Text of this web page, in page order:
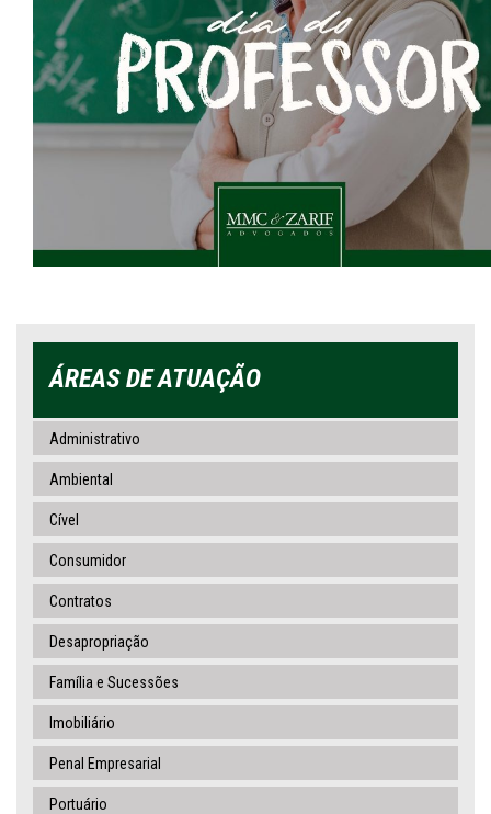
ÁREAS DE ATUAÇÃO
Administrativo
Ambiental
Cível
Consumidor
Contratos
Desapropriação
Família e Sucessões
Imobiliário
Penal Empresarial
Portuário